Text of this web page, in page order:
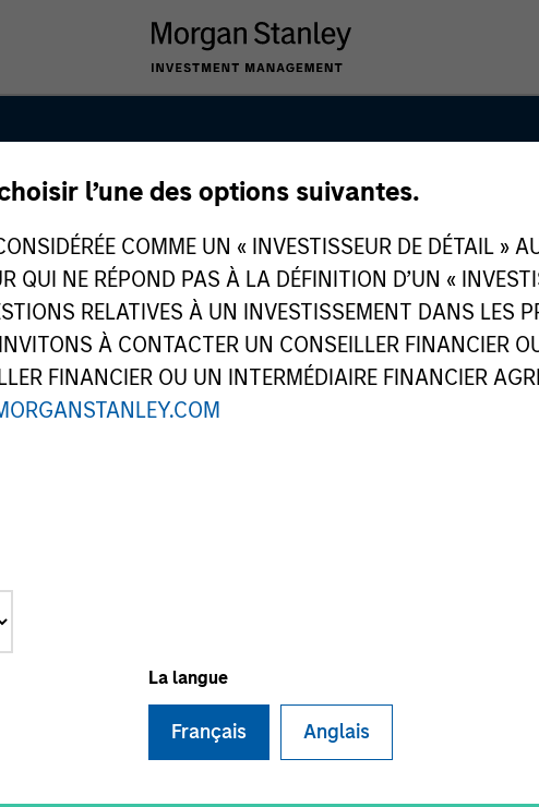
l’une des options suivantes.
COMME UN « INVESTISSEUR DE DÉTAIL »
QUI NE RÉPOND PAS À LA DÉFINITION D’UN «
RELATIVES À UN INVESTISSEMENT DANS LES
À CONTACTER UN CONSEILLER FINANCIER
FINANCIER OU UN INTERMÉDIAIRE FINANCIER
La langue
Français Anglais
Private
Equity Asia invests primarily in highly
buyouts in growth-oriented companies
Asia-Pacific region.